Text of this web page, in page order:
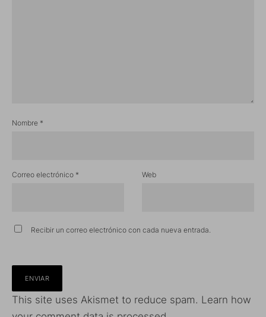
Nombre *
Correo electrónico * Web
Recibir un correo electrónico con cada nueva entrada.
This site uses Akismet to reduce spam. Learn how